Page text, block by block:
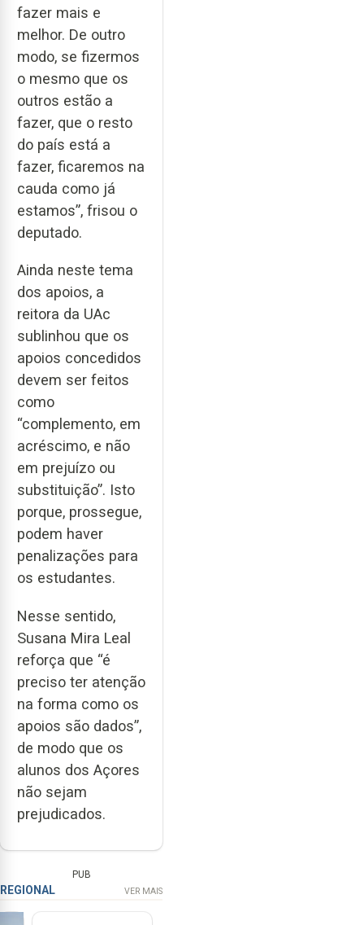
fazer mais e
melhor. De outro
modo, se fizermos
o mesmo que os
outros estão a
fazer, que o resto
do país está a
fazer, ficaremos na
cauda como já
estamos”, frisou o
deputado.
Ainda neste tema
dos apoios, a
reitora da UAc
sublinhou que os
apoios concedidos
devem ser feitos
como
“complemento, em
acréscimo, e não
em prejuízo ou
substituição”. Isto
porque, prossegue,
podem haver
penalizações para
os estudantes.
Nesse sentido,
Susana Mira Leal
reforça que “é
preciso ter atenção
na forma como os
apoios são dados”,
de modo que os
alunos dos Açores
não sejam
prejudicados.
PUB
REGIONAL VER MAIS